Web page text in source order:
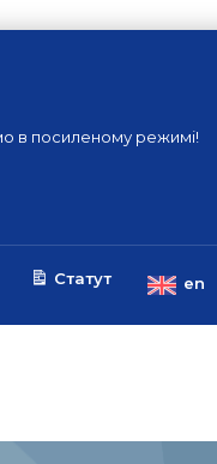
в посиленому режимі!
Статут en